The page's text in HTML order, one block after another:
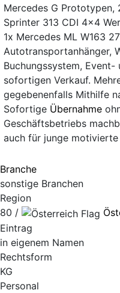
Mercedes G Prototypen,
Sprinter 313 CDI 4x4
1x Mercedes ML W163
Autotransportanhänger,
Buchungssystem,
sofortigen Verkauf.
gegebenenfalls Mithilfe
Sofortige Übernahme
Geschäftsbetriebs
auch für junge
Branche
sonstige Branchen
Region
80 /
Eintrag
in eigenem Namen
Rechtsform
KG
Personal